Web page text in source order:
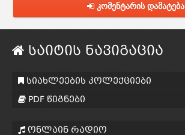
კომენტარის დამატება
საიტის ნავიგაცია
სიახლეების კოლექციები
PDF წიგნები
ონლაინ რადიო